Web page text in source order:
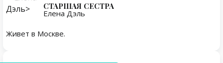
СТАРШАЯ СЕСТРА
Елена Дэль
Живет в Москве.
Личная жизнь